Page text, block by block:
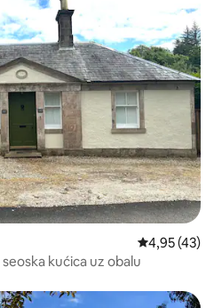
Prosječna
4,95 (43)
kućica uz obalu